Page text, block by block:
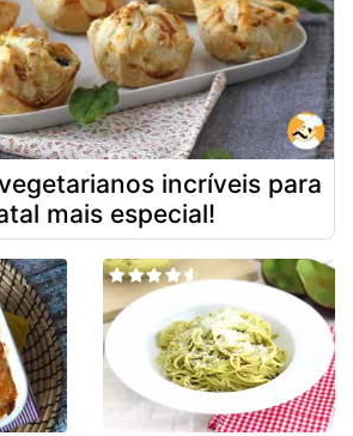
incríveis para
mais especial!